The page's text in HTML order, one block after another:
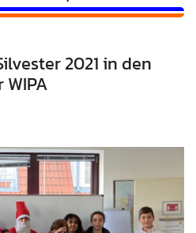
2021 in den